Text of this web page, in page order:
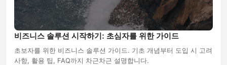
비즈니스 솔루션 시작하기: 초심자를 위한 가이드
초보자를 위한 비즈니스 솔루션 가이드. 기초 개념부터 도입 시 고려
사항, 활용 팁, FAQ까지 차근차근 설명합니다.